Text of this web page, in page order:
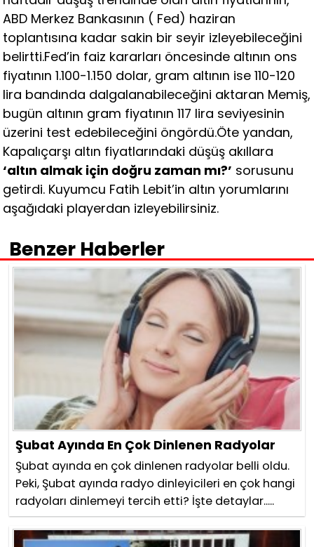
ABD Merkez Bankasının ( Fed) haziran
toplantısına kadar sakin bir seyir izleyebileceğini
belirtti.Fed’in faiz kararları öncesinde altının ons
fiyatının 1.100-1.150 dolar, gram altının ise 110-120
lira bandında dalgalanabileceğini aktaran Memiş,
bugün altının gram fiyatının 117 lira seviyesinin
üzerini test edebileceğini öngördü.Öte yandan,
Kapalıçarşı altın fiyatlarındaki düşüş akıllara
‘altın almak için doğru zaman mı?’ sorusunu
getirdi. Kuyumcu Fatih Lebit’in altın yorumlarını
aşağıdaki playerdan izleyebilirsiniz.
Benzer Haberler
Şubat Ayında En Çok Dinlenen Radyolar
Şubat ayında en çok dinlenen radyolar belli oldu.
Peki, Şubat ayında radyo dinleyicileri en çok hangi
radyoları dinlemeyi tercih etti? İşte detaylar.....